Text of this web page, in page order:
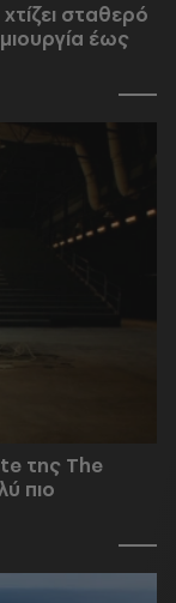
σταθερό
έως
της The
πιο